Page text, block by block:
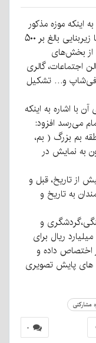
اینکه موزه مذکور
در ساختمان سابق پایگاه میراث جهانی بم با زیربنایی بالغ بر ۵۰۰
از بخش‌های
اجتماعات، گالری
و… تشکیل
با اشاره به اینکه
می‌رسد افزود:
بم بزرگ ( بم،
به نمایش در
از تاریخ، قبل و
به تاریخ و
و
صنایع‌دستی استان کرمان اعتباری معادل ۵ میلیارد ریال برای
اختصاص داده و
های پایش تصویری
مشارکتی
۰